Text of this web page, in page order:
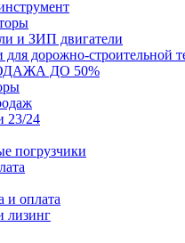
и ЗИП двигатели
для дорожно-строительной
ДО 50%
23/24
погрузчики
и оплата
лизинг